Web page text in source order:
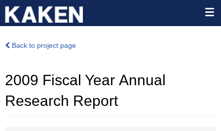
Back to project page
2009 Fiscal Year Annual
Research Report